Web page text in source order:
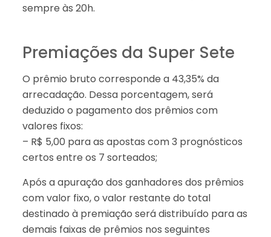
sempre às 20h.
Premiações da Super Sete
O prêmio bruto corresponde a 43,35% da
arrecadação. Dessa porcentagem, será
deduzido o pagamento dos prêmios com
valores fixos:
– R$ 5,00 para as apostas com 3 prognósticos
certos entre os 7 sorteados;
Após a apuração dos ganhadores dos prêmios
com valor fixo, o valor restante do total
destinado à premiação será distribuído para as
demais faixas de prêmios nos seguintes